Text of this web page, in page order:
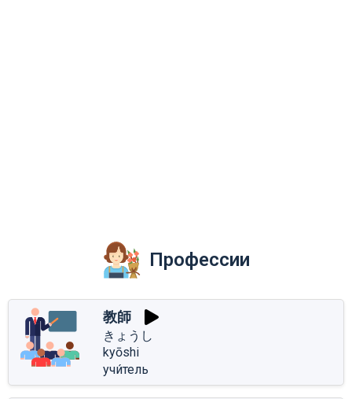
Профессии
教師
きょうし
kyōshi
учи́тель